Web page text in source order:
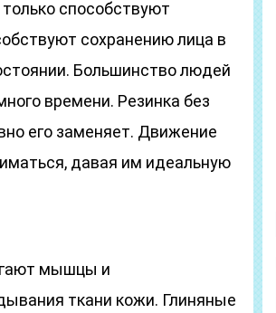
способствуют
сохранению лица в
Большинство людей
времени. Резинка без
его заменяет. Движение
давая им идеальную
мышцы и
ткани кожи. Глиняные